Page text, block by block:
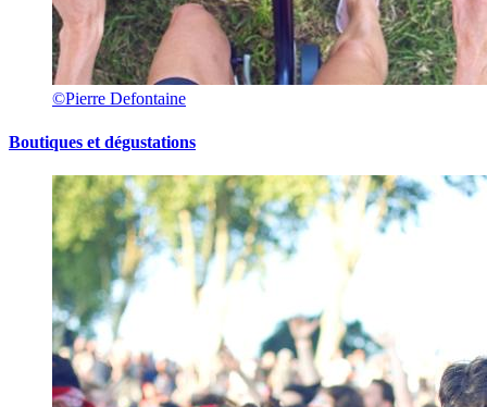
©Pierre Defontaine
Boutiques et dégustations